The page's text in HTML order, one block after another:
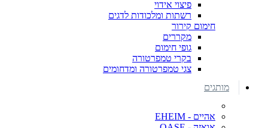
פיצוי אידוי
רשתות ומלכודות לדגים
חימום קירור
מקררים
גופי חימום
בקרי טמפרטורה
צגי טמפרטורה ומדחומים
מותגים
אהיים - EHEIM